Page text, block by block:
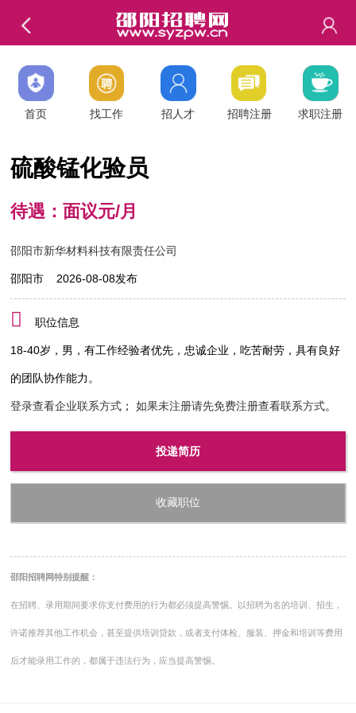
首页 找工作 招人才 招聘注册 求职注册
硫酸锰化验员
待遇：面议元/月
邵阳市新华材料科技有限责任公司
邵阳市 2026-08-08发布
职位信息
18-40岁，男，有工作经验者优先，忠诚企业，吃苦耐劳，具有良好
的团队协作能力。
登录查看企业联系方式 ； 如果未注册请先免费注册查看联系方式。
投递简历
收藏职位
邵阳招聘网特别提醒：
在招聘、录用期间要求你支付费用的行为都必须提高警惕。以招聘为名的培训、招生，
许诺推荐其他工作机会，甚至提供培训贷款，或者支付体检、服装、押金和培训等费用
后才能录用工作的，都属于违法行为，应当提高警惕。